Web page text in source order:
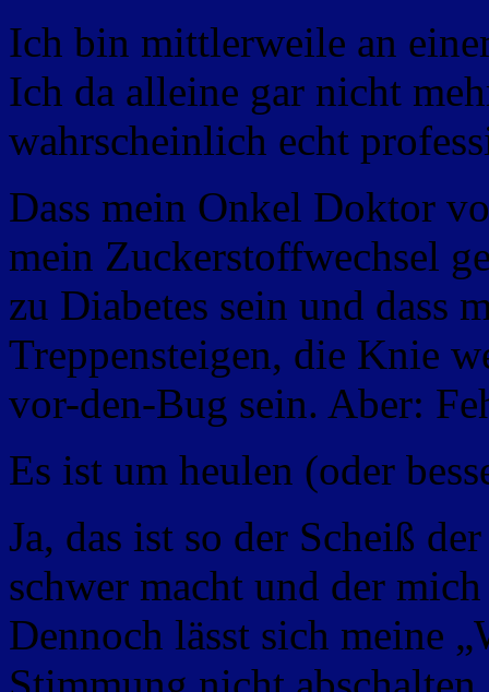
Ich bin mittlerweile an
Ich da alleine gar nicht
wahrscheinlich echt
Dass mein Onkel Doktor
mein Zuckerstoffwechsel
zu Diabetes sein und dass
Treppensteigen, die Knie
vor-den-Bug sein. Aber:
Es ist um heulen (oder
Ja, das ist so der Scheiß
schwer macht und der
Dennoch lässt sich meine